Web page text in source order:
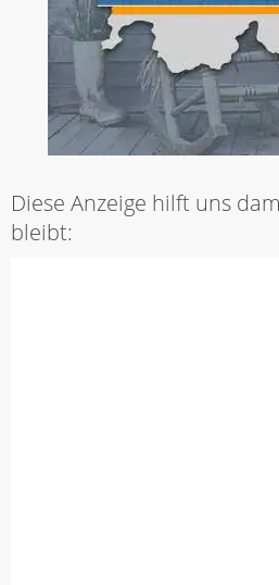
Diese Anzeige hilft uns
bleibt: